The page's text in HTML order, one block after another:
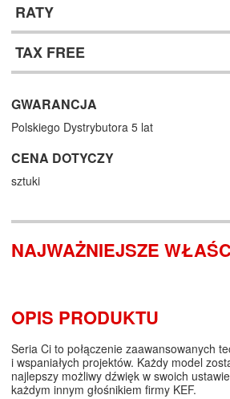
RATY
TAX FREE
GWARANCJA
Polskiego Dystrybutora 5 lat
CENA DOTYCZY
sztuki
NAJWAŻNIEJSZE
OPIS PRODUKTU
Seria Ci to połączenie zaawansowanych
i wspaniałych projektów. Każdy model
najlepszy możliwy dźwięk w swoich
każdym innym głośnikiem firmy KEF.